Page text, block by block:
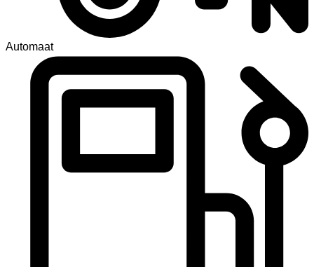
Automaat